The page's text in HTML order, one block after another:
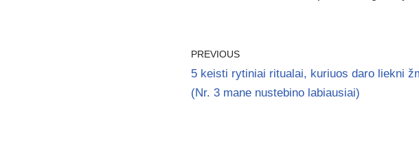
PREVIOUS
5 keisti rytiniai ritualai, kuriuos daro liekni
(Nr. 3 mane nustebino labiausiai)